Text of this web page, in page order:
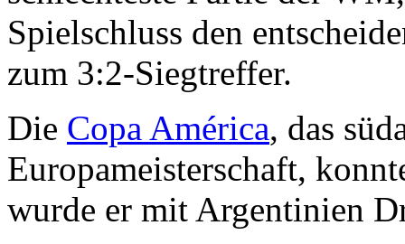
Spielschluss den
zum 3:2-Siegtreffer.
Die Copa América, das
Europameisterschaft,
wurde er mit Argentinien